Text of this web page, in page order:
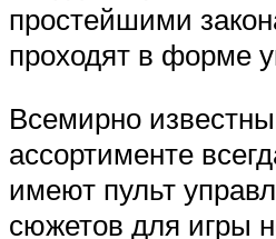
простейшими
проходят в форме
Всемирно
ассортименте
имеют пульт
сюжетов для игры